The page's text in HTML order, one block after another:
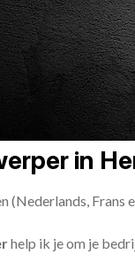
in
(Nederlands, Frans
help ik je om je